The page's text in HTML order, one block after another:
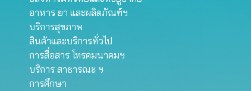
อาหาร ยา และผลิตภัณฑ์ฯ
บริการสุขภาพ
สินค้าและบริการทั่วไป
การสื่อสาร โทรคมนาคมฯ
บริการ สาธารณะ ฯ
การศึกษา